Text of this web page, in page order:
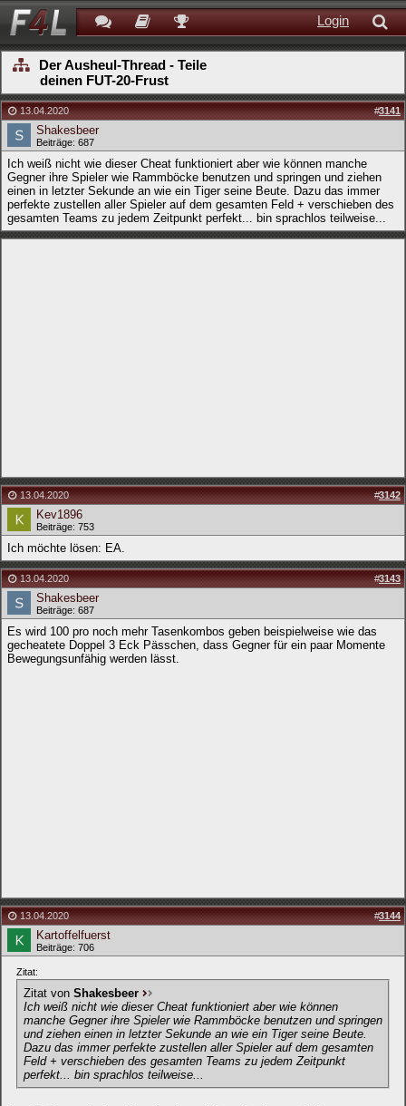
Login
Der Ausheul-Thread - Teile
deinen FUT-20-Frust
13.04.2020 #3141
Shakesbeer
Beiträge: 687
Ich weiß nicht wie dieser Cheat funktioniert aber wie können manche
Gegner ihre Spieler wie Rammböcke benutzen und springen und ziehen
einen in letzter Sekunde an wie ein Tiger seine Beute. Dazu das immer
perfekte zustellen aller Spieler auf dem gesamten Feld + verschieben des
gesamten Teams zu jedem Zeitpunkt perfekt... bin sprachlos teilweise...
13.04.2020 #3142
Kev1896
Beiträge: 753
Ich möchte lösen: EA.
13.04.2020 #3143
Shakesbeer
Beiträge: 687
Es wird 100 pro noch mehr Tasenkombos geben beispielweise wie das
gecheatete Doppel 3 Eck Pässchen, dass Gegner für ein paar Momente
Bewegungsunfähig werden lässt.
13.04.2020 #3144
Kartoffelfuerst
Beiträge: 706
Zitat:
Zitat von Shakesbeer
Ich weiß nicht wie dieser Cheat funktioniert aber wie können
manche Gegner ihre Spieler wie Rammböcke benutzen und springen
und ziehen einen in letzter Sekunde an wie ein Tiger seine Beute.
Dazu das immer perfekte zustellen aller Spieler auf dem gesamten
Feld + verschieben des gesamten Teams zu jedem Zeitpunkt
perfekt... bin sprachlos teilweise...